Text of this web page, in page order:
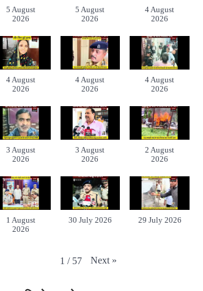
5 August
2026
5 August
2026
4 August
2026
4 August
2026
4 August
2026
4 August
2026
3 August
2026
3 August
2026
2 August
2026
1 August
2026
30 July 2026 29 July 2026
1 / 57 Next »